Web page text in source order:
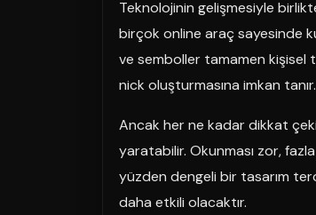
Teknolojinin gelişmesiyle
birçok online araç sayesinde
ve semboller tamamen kişisel
nick oluşturmasına imkan tanır.
Ancak her ne kadar dikkat
yaratabilir. Okunması zor,
yüzden dengeli bir tasarım
daha etkili olacaktır.